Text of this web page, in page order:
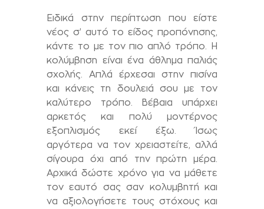
Ειδικά στην περίπτωση που είστε
νέος σ’ αυτό το είδος προπόνησης,
κάντε το με τον πιο απλό τρόπο. Η
κολύμβηση είναι ένα άθλημα παλιάς
σχολής. Απλά έρχεσαι στην πισίνα
και κάνεις τη δουλειά σου με τον
καλύτερο τρόπο. Βέβαια υπάρχει
αρκετός και πολύ μοντέρνος
εξοπλισμός εκεί έξω. Ίσως
αργότερα να τον χρειαστείτε, αλλά
σίγουρα όχι από την πρώτη μέρα.
Αρχικά δώστε χρόνο για να μάθετε
τον εαυτό σας σαν κολυμβητή και
να αξιολογήσετε τους στόχους και